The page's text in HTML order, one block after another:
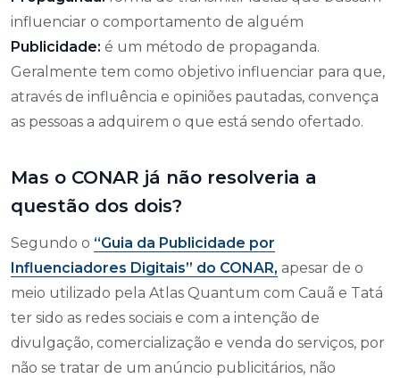
influenciar o comportamento de alguém
Publicidade: é um método de propaganda.
Geralmente tem como objetivo influenciar para que,
através de influência e opiniões pautadas, convença
as pessoas a adquirem o que está sendo ofertado.
Mas o CONAR já não resolveria a
questão dos dois?
Segundo o “Guia da Publicidade por
Influenciadores Digitais” do CONAR, apesar de o
meio utilizado pela Atlas Quantum com Cauã e Tatá
ter sido as redes sociais e com a intenção de
divulgação, comercialização e venda do serviços, por
não se tratar de um anúncio publicitários, não